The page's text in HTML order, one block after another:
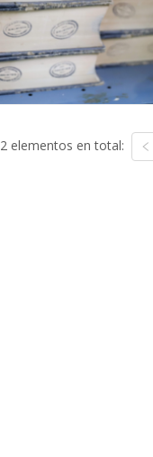
2 elementos en total: